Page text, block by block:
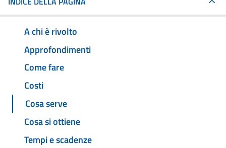
A chi è rivolto
Approfondimenti
Come fare
Costi
Cosa serve
Cosa si ottiene
Tempi e scadenze